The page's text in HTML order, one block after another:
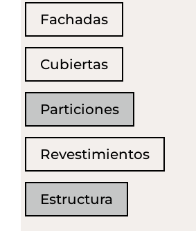
Fachadas
Cubiertas
Particiones
Revestimientos
Estructura